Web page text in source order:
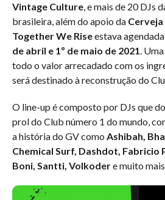
Vintage Culture, e mais de 20 DJs
brasileira, além do apoio da Cerveja
Together We Riseestava
de abril e 1º de maio de 2021.
todo o valor arrecadado com os
será destinado à reconstrução do
O line-up é composto por DJs que
prol do Club número 1 do mundo,
a história do GV como Ashibah,
Chemical Surf, Dashdot, Fabricio
Boni, Santti, Volkodere muito